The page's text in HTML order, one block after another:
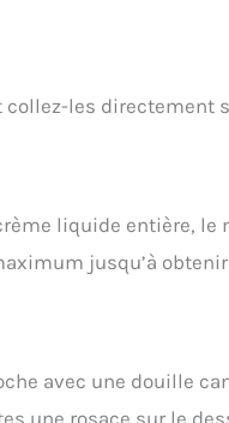
collez-les directement
liquide entière,
jusqu’à
avec une douille
une rosace sur le